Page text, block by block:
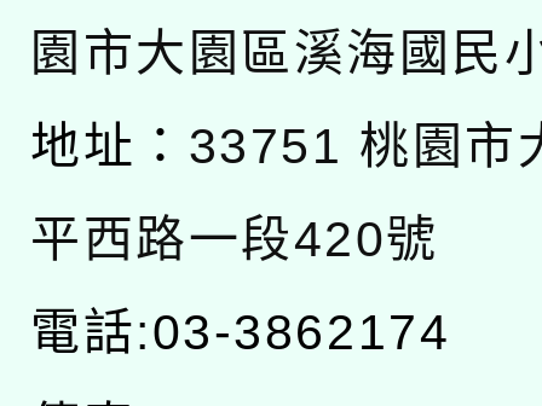
園市大園區溪海國民
地址： 33751 桃園市
平西路一段420號
電話:03-3862174